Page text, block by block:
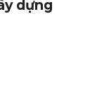
dựng